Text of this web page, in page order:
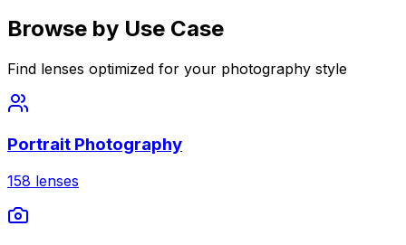
Browse by Use Case
Find lenses optimized for your photography style
Portrait Photography
158 lenses